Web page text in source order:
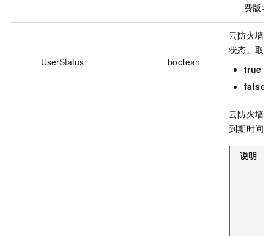
费版本
UserStatus boolean
云防火墙
状态。取
true
false
云防火墙
到期时间。
说明